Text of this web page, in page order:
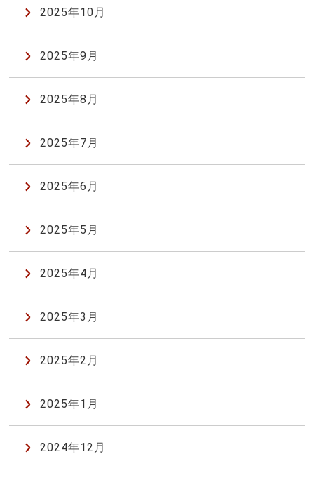
2025年10月
2025年9月
2025年8月
2025年7月
2025年6月
2025年5月
2025年4月
2025年3月
2025年2月
2025年1月
2024年12月